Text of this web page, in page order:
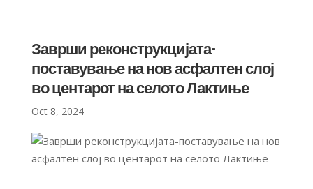
Заврши реконструкцијата-
поставување на нов асфалтен слој
во центарот на селото Лактиње
Oct 8, 2024